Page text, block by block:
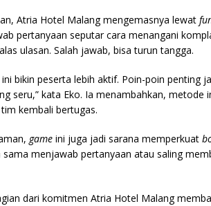
Atria Hotel Malang mengemasnya lewat
pertanyaan seputar cara menangani
ulasan. Salah jawab, bisa turun tangga.
bikin peserta lebih aktif. Poin-poin penting
seru,” kata Eko. Ia menambahkan,
kembali bertugas.
game ini juga jadi sarana memperkuat
menjawab pertanyaan atau saling
dari komitmen Atria Hotel Malang